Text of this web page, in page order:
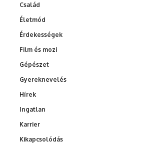
Család
Életmód
Érdekességek
Film és mozi
Gépészet
Gyereknevelés
Hírek
Ingatlan
Karrier
Kikapcsolódás